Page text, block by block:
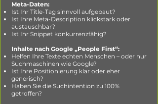
Meta-Daten:
Ist Ihr Title-Tag sinnvoll aufgebaut?
Ist Ihre Meta-Description klickstark oder
austauschbar?
Ist Ihr Snippet konkurrenzfähig?
Inhalte nach Google „People First“:
Helfen Ihre Texte echten Menschen – oder nur
Suchmaschinen wie Google?
Ist Ihre Positionierung klar oder eher
generisch?
Haben Sie die Suchintention zu 100%
getroffen?